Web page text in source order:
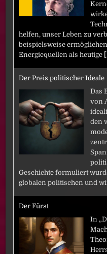
helfen, unser Leben zu
beispielsweise
Energiequellen als heutige
Der Preis politischer Ideale
Das
von
den
Geschichte formuliert
globalen politischen und
Der Fürst
In